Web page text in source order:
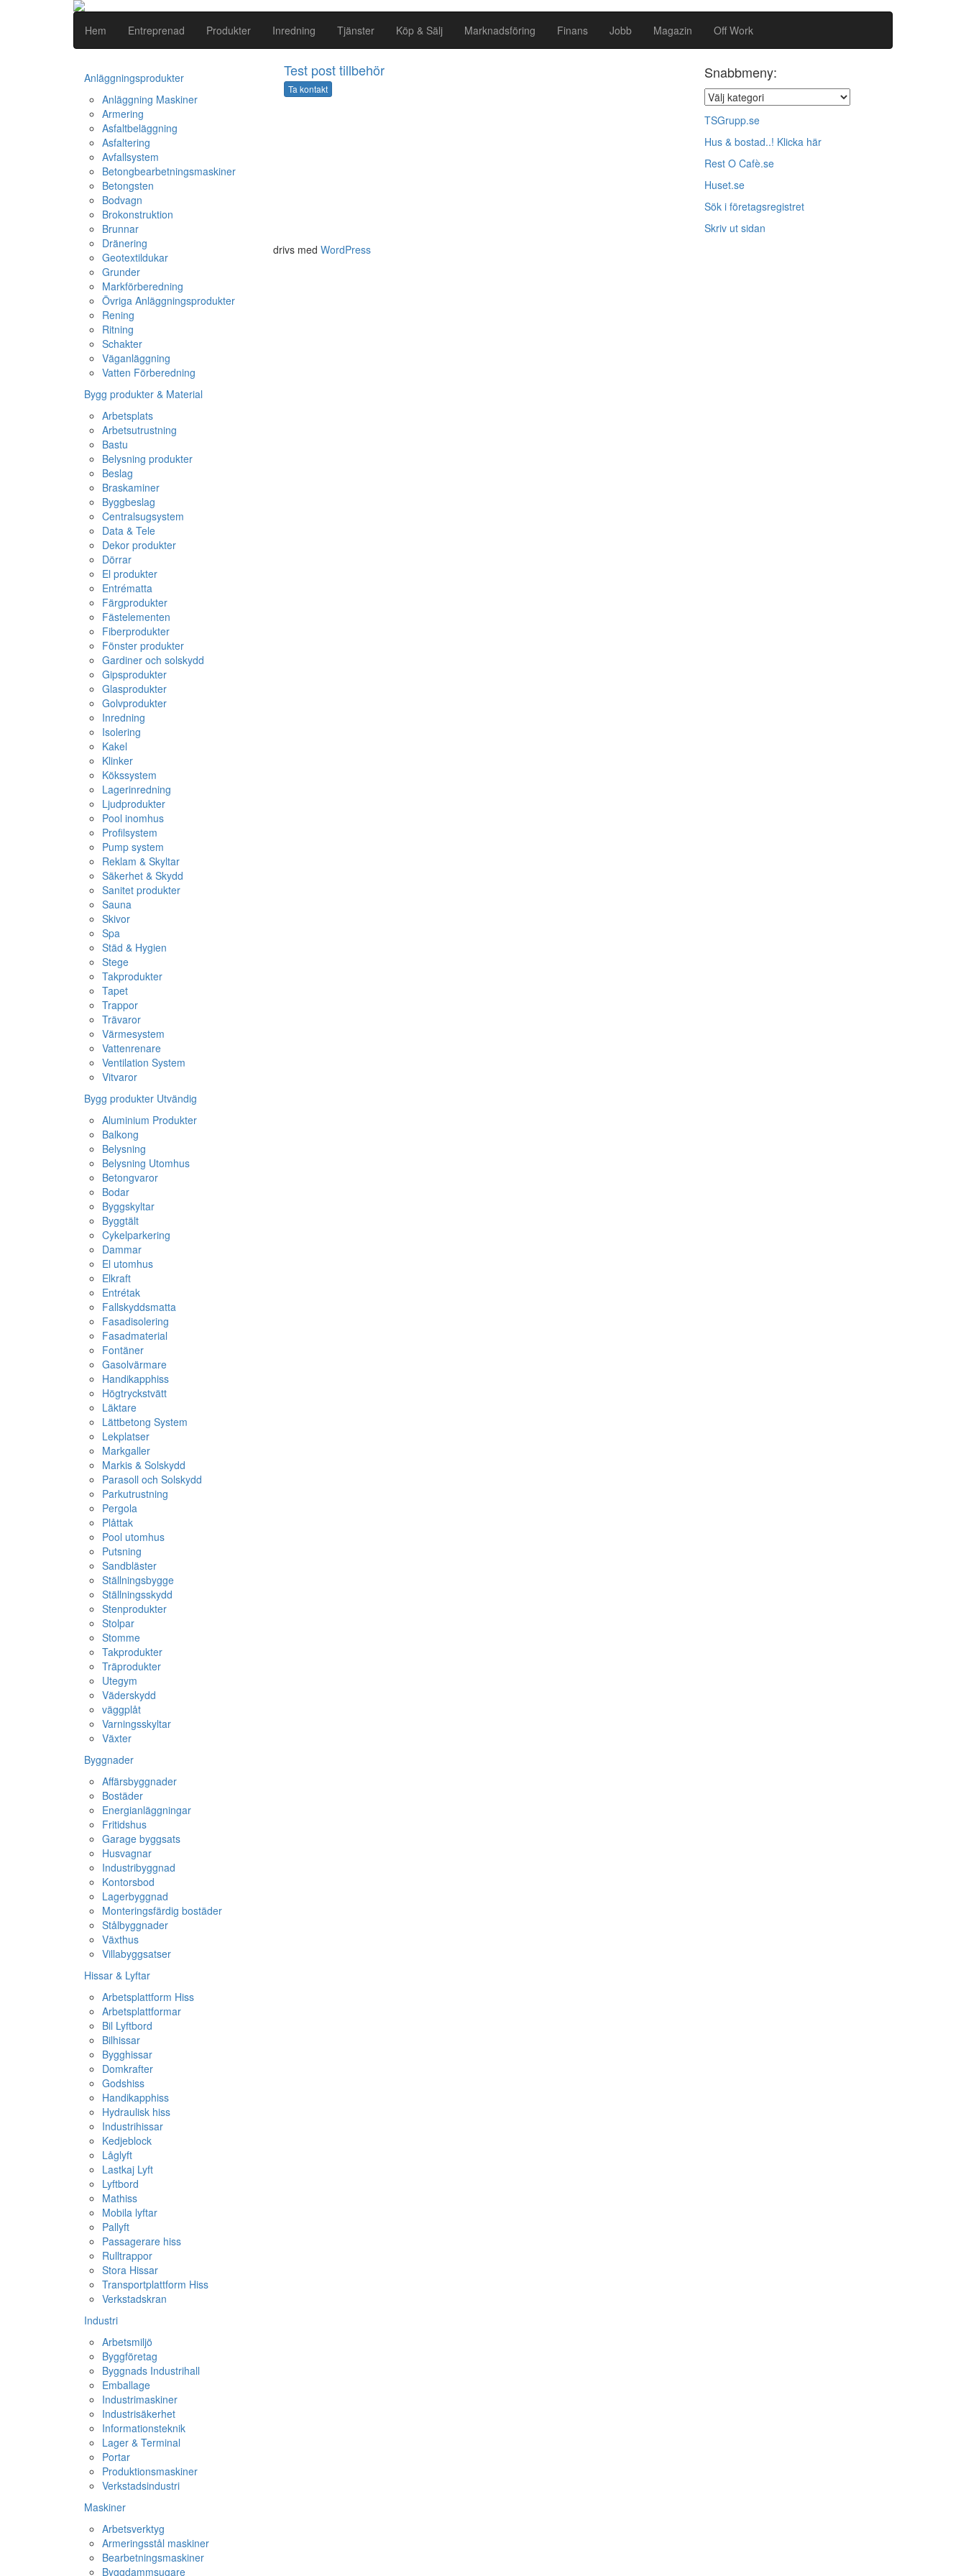
Hem Entreprenad Produkter Inredning Tjänster Köp & Sälj Marknadsföring Finans Jobb Magazin Off Work
Anläggningsprodukter
Anläggning Maskiner
Armering
Asfaltbeläggning
Asfaltering
Avfallsystem
Betongbearbetningsmaskiner
Betongsten
Bodvagn
Brokonstruktion
Brunnar
Dränering
Geotextildukar
Grunder
Markförberedning
Övriga Anläggningsprodukter
Rening
Ritning
Schakter
Väganläggning
Vatten Förberedning
Bygg produkter & Material
Arbetsplats
Arbetsutrustning
Bastu
Belysning produkter
Beslag
Braskaminer
Byggbeslag
Centralsugsystem
Data & Tele
Dekor produkter
Dörrar
El produkter
Entrématta
Färgprodukter
Fästelementen
Fiberprodukter
Fönster produkter
Gardiner och solskydd
Gipsprodukter
Glasprodukter
Golvprodukter
Inredning
Isolering
Kakel
Klinker
Kökssystem
Lagerinredning
Ljudprodukter
Pool inomhus
Profilsystem
Pump system
Reklam & Skyltar
Säkerhet & Skydd
Sanitet produkter
Sauna
Skivor
Spa
Städ & Hygien
Stege
Takprodukter
Tapet
Trappor
Trävaror
Värmesystem
Vattenrenare
Ventilation System
Vitvaror
Bygg produkter Utvändig
Aluminium Produkter
Balkong
Belysning
Belysning Utomhus
Betongvaror
Bodar
Byggskyltar
Byggtält
Cykelparkering
Dammar
El utomhus
Elkraft
Entrétak
Fallskyddsmatta
Fasadisolering
Fasadmaterial
Fontäner
Gasolvärmare
Handikapphiss
Högtryckstvätt
Läktare
Lättbetong System
Lekplatser
Markgaller
Markis & Solskydd
Parasoll och Solskydd
Parkutrustning
Pergola
Plåttak
Pool utomhus
Putsning
Sandbläster
Ställningsbygge
Ställningsskydd
Stenprodukter
Stolpar
Stomme
Takprodukter
Träprodukter
Utegym
Väderskydd
väggplåt
Varningsskyltar
Växter
Byggnader
Affärsbyggnader
Bostäder
Energianläggningar
Fritidshus
Garage byggsats
Husvagnar
Industribyggnad
Kontorsbod
Lagerbyggnad
Monteringsfärdig bostäder
Stålbyggnader
Växthus
Villabyggsatser
Hissar & Lyftar
Arbetsplattform Hiss
Arbetsplattformar
Bil Lyftbord
Bilhissar
Bygghissar
Domkrafter
Godshiss
Handikapphiss
Hydraulisk hiss
Industrihissar
Kedjeblock
Låglyft
Lastkaj Lyft
Lyftbord
Mathiss
Mobila lyftar
Pallyft
Passagerare hiss
Rulltrappor
Stora Hissar
Transportplattform Hiss
Verkstadskran
Industri
Arbetsmiljö
Byggföretag
Byggnads Industrihall
Emballage
Industrimaskiner
Industrisäkerhet
Informationsteknik
Lager & Terminal
Portar
Produktionsmaskiner
Verkstadsindustri
Maskiner
Arbetsverktyg
Armeringsstål maskiner
Bearbetningsmaskiner
Byggdammsugare
Test post tillbehör
Ta kontakt
Snabbmeny:
TSGrupp.se
Hus & bostad..! Klicka här
Rest O Cafè.se
Huset.se
Sök i företagsregistret
Skriv ut sidan
drivs med WordPress